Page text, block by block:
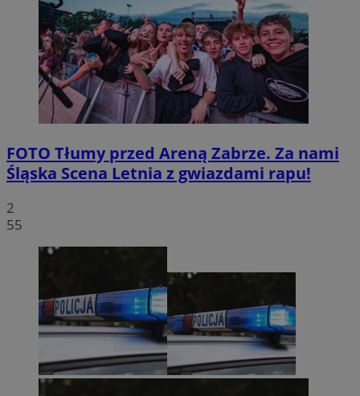
FOTO Tłumy przed Areną Zabrze. Za nami
Śląska Scena Letnia z gwiazdami rapu!
2
55